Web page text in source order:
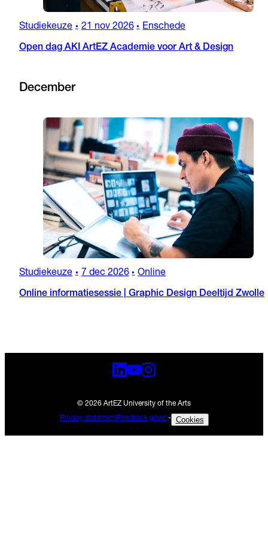
Studiekeuze • 21 nov 2026 • Enschede
Open dag AKI ArtEZ Academie voor Art & Design
December
Studiekeuze • 7 dec 2026 • Online
Online informatiesessie | Graphic Design Deeltijd Zwolle
© 2026 ArtEZ University of the Arts
Privacy statementFeedback geven- Cookies